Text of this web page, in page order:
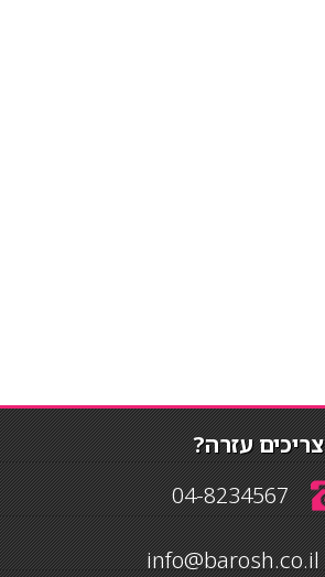
צריכים עזרה?
04-8234567
info@barosh.co.il